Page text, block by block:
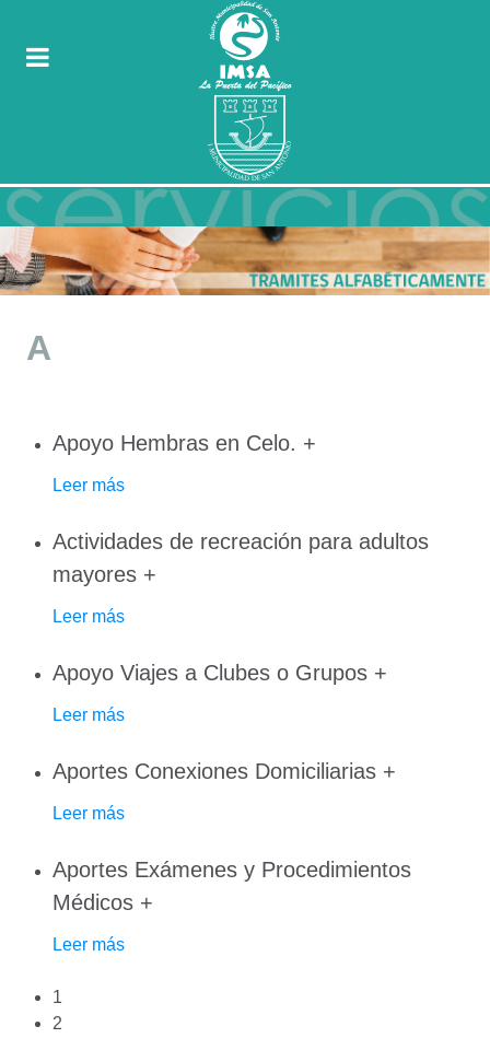
A
Apoyo Hembras en Celo. +
Leer más
Actividades de recreación para adultos
mayores +
Leer más
Apoyo Viajes a Clubes o Grupos +
Leer más
Aportes Conexiones Domiciliarias +
Leer más
Aportes Exámenes y Procedimientos
Médicos +
Leer más
1
2